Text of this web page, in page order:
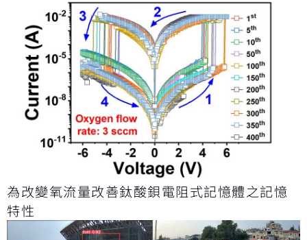
為改變氧流量改善鈦酸鋇電阻式記憶體之記憶
特性